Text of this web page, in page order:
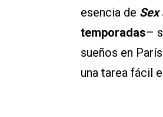
esencia de Sex
temporadas–
sueños en
una tarea fácil